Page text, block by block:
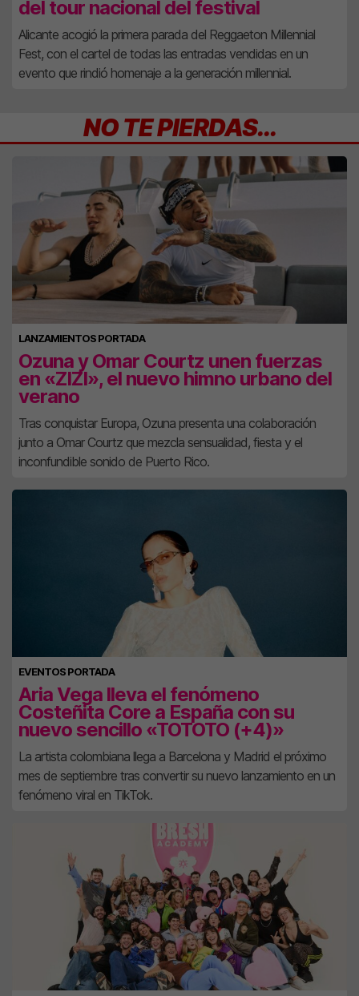
del tour nacional del festival
Alicante acogió la primera parada del Reggaeton Millennial
Fest, con el cartel de todas las entradas vendidas en un
evento que rindió homenaje a la generación millennial.
NO TE PIERDAS...
LANZAMIENTOS PORTADA
Ozuna y Omar Courtz unen fuerzas
en «ZIZI», el nuevo himno urbano del
verano
Tras conquistar Europa, Ozuna presenta una colaboración
junto a Omar Courtz que mezcla sensualidad, fiesta y el
inconfundible sonido de Puerto Rico.
EVENTOS PORTADA
Aria Vega lleva el fenómeno
Costeñita Core a España con su
nuevo sencillo «TOTOTO (+4)»
La artista colombiana llega a Barcelona y Madrid el próximo
mes de septiembre tras convertir su nuevo lanzamiento en un
fenómeno viral en TikTok.